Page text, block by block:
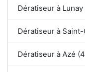
Dératiseur à
Dératiseur à Saint-
Dératiseur à Azé